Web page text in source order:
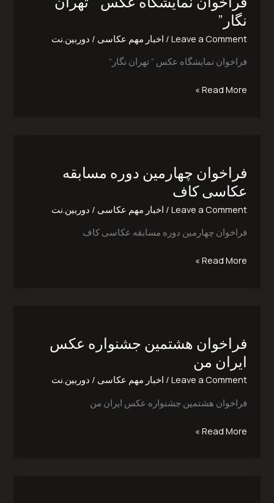
نگار”
Leave a Comment
/ اخبار مهم عکاسی / دوربین.نت
فراخوان نمایشگاه عکس ” تهران نگار”
”
تهران
نگار”
Read More »
فراخوان چهارمین دوره مسابقه
عکاسی کاف
Leave a Comment
/ اخبار مهم عکاسی / دوربین.نت
فراخوان چهارمین دوره مسابقه عکاسی کاف
دوره
مسابقه
عکاسی
کاف
Read More »
فراخوان هشتمین جشنواره‌ عکس
ایران من
Leave a Comment
/ اخبار مهم عکاسی / دوربین.نت
فراخوان هشتمین جشنواره‌ عکس ایران من
جشنواره‌
عکس
ایران
من
Read More »